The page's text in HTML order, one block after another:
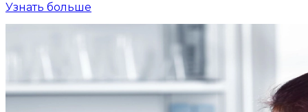
Узнать больше